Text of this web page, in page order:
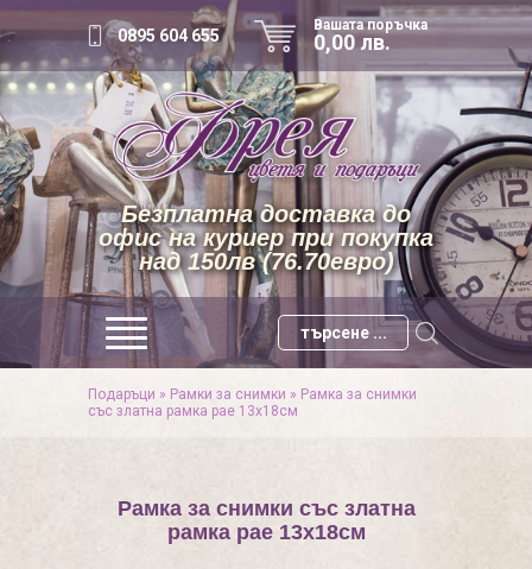
0895 604 655
Вашата поръчка
0,00 лв.
Безплатна доставка до
офис на куриер при покупка
над 150лв (76.70евро)
Подаръци » Рамки за снимки » Рамка за снимки
със златна рамка рае 13х18см
Рамка за снимки със златна
рамка рае 13х18см